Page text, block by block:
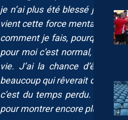
je n’ai plus été blessé jusqu’à
vient cette force mentale mais
comment je fais, pourquoi j’ai
pour moi c’est normal, je
vie. J’ai la chance d’être
beaucoup qui rêverait d’être là.
c’est du temps perdu.
pour montrer encore plus qui